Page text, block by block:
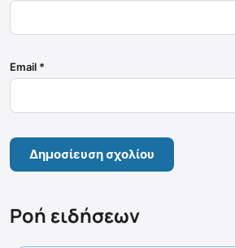
Email *
Ροή ειδήσεων